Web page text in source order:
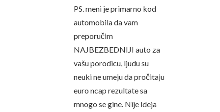
PS. meni je primarno kod
automobila da vam
preporučim
NAJBEZBEDNIJI auto za
vašu porodicu, ljudu su
neuki ne umeju da pročitaju
euro ncap rezultate sa
mnogo se gine. Nije ideja